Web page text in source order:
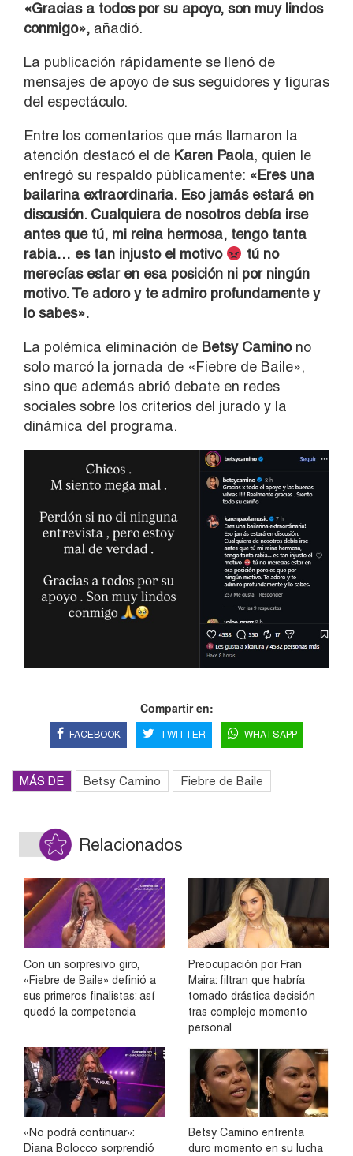
«Gracias a todos por su apoyo, son muy lindos
conmigo», añadió.
La publicación rápidamente se llenó de
mensajes de apoyo de sus seguidores y figuras
del espectáculo.
Entre los comentarios que más llamaron la
atención destacó el de Karen Paola, quien le
entregó su respaldo públicamente: «Eres una
bailarina extraordinaria. Eso jamás estará en
discusión. Cualquiera de nosotros debía irse
antes que tú, mi reina hermosa, tengo tanta
rabia… es tan injusto el motivo
tú no
merecías estar en esa posición ni por ningún
motivo. Te adoro y te admiro profundamente y
lo sabes».
La polémica eliminación de Betsy Caminono
solo marcó la jornada de «Fiebre de Baile»,
sino que además abrió debate en redes
sociales sobre los criterios del jurado y la
dinámica del programa.
Compartir en:
FACEBOOK TWITTER WHATSAPP
MÁS DE Betsy Camino Fiebre de Baile
Relacionados
Con un sorpresivo giro,
«Fiebre de Baile» definió a
sus primeros finalistas: así
quedó la competencia
Preocupación por Fran
Maira: filtran que habría
tomado drástica decisión
tras complejo momento
personal
«No podrá continuar»:
Diana Bolocco sorprendió
Betsy Camino enfrenta
duro momento en su lucha